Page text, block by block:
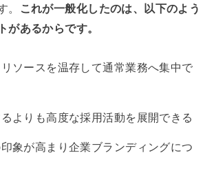
。
これが一般化したのは、以下のよう
があるからです。
ソースを温存して通常業務へ集中で
よりも高度な採用活動を展開できる
象が高まり企業ブランディングにつ